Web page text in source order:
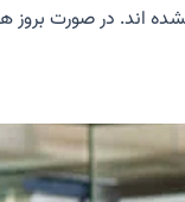
اند. در صورت بروز